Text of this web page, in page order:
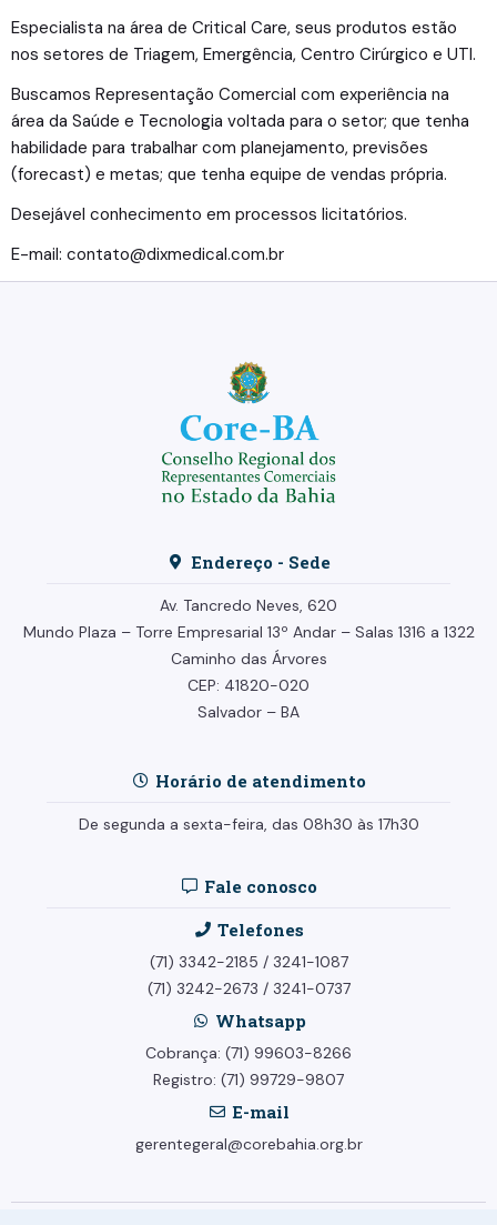
Especialista na área de Critical Care, seus produtos estão
nos setores de Triagem, Emergência, Centro Cirúrgico e UTI.
Buscamos Representação Comercial com experiência na
área da Saúde e Tecnologia voltada para o setor; que tenha
habilidade para trabalhar com planejamento, previsões
(forecast) e metas; que tenha equipe de vendas própria.
Desejável conhecimento em processos licitatórios.
E-mail: contato@dixmedical.com.br
Endereço - Sede
Av. Tancredo Neves, 620
Mundo Plaza – Torre Empresarial 13º Andar – Salas 1316 a 1322
Caminho das Árvores
CEP: 41820-020
Salvador – BA
Horário de atendimento
De segunda a sexta-feira, das 08h30 às 17h30
Fale conosco
Telefones
(71) 3342-2185 / 3241-1087
(71) 3242-2673 / 3241-0737
Whatsapp
Cobrança: (71) 99603-8266
Registro: (71) 99729-9807
E-mail
gerentegeral@corebahia.org.br